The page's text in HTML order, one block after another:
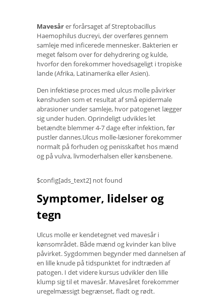
Mavesårer forårsaget af Streptobacillus
Haemophilus ducreyi, der overføres gennem
samleje med inficerede mennesker. Bakterien er
meget følsom over for dehydrering og kulde,
hvorfor den forekommer hovedsageligt i tropiske
lande (Afrika, Latinamerika eller Asien).
Den infektiøse proces med ulcus molle påvirker
kønshuden som et resultat af små epidermale
abrasioner under samleje, hvor patogenet lægger
sig under huden. Oprindeligt udvikles let
betændte blemmer 4-7 dage efter infektion, før
pustler dannes.Ulcus molle-læsioner forekommer
normalt på forhuden og penisskaftet hos mænd
og på vulva, livmoderhalsen eller kønsbenene.
$config[ads_text2] not found
Symptomer, lidelser og
tegn
Ulcus molle er kendetegnet ved mavesår i
kønsområdet. Både mænd og kvinder kan blive
påvirket. Sygdommen begynder med dannelsen af
​​en lille knude på tidspunktet for indtræden af ​​
patogen. I det videre kursus udvikler den lille
klump sig til et mavesår. Mavesåret forekommer
uregelmæssigt begrænset, fladt og rødt.